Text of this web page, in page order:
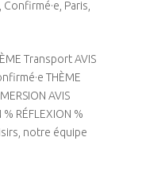
Confirmé·e Paris
Transport AVIS
THÈME
AVIS
% RÉFLEXION %
notre équipe